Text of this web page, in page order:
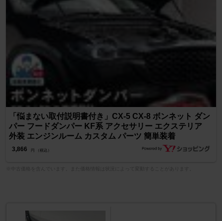
「悩まない取付説明書付き」CX-5 CX-8 ボンネット ダン
パー フードダンパー KF系 アクセサリー エクステリア
外装 エンジンルーム カスタム パーツ 簡単装着
3,866 円 （税込）